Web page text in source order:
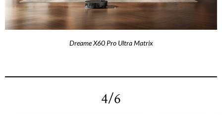
Dreame X60 Pro Ultra Matrix
4/6